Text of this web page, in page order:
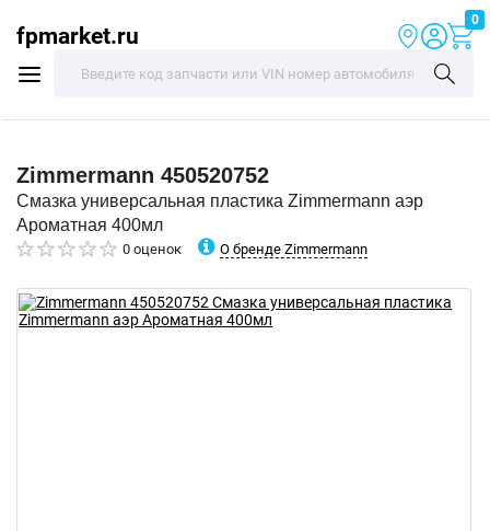
fpmarket.ru
0
Zimmermann 450520752
Смазка универсальная пластика Zimmermann аэр
Ароматная 400мл
0 оценок О бренде Zimmermann